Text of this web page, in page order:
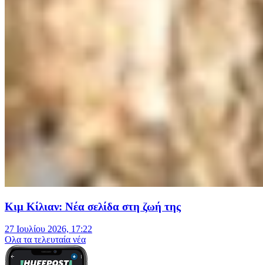
Κιμ Κίλιαν: Νέα σελίδα στη ζωή της
27 Ιουλίου 2026, 17:22
Oλα τα τελευταία νέα